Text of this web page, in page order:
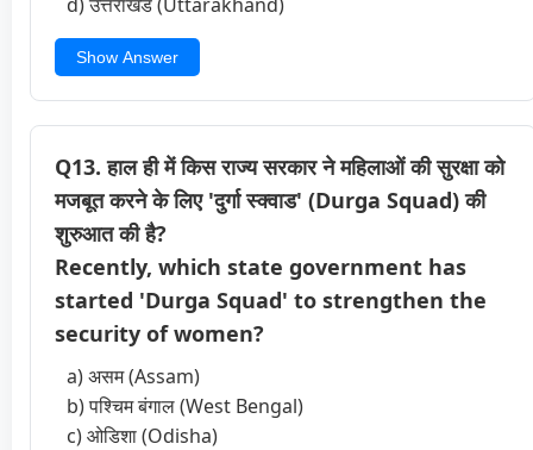
Show Answer
Q13. हाल ही में किस राज्य सरकार ने महिलाओं की सुरक्षा को
मजबूत करने के लिए 'दुर्गा स्क्वाड' (Durga Squad) की
शुरुआत की है?
Recently, which state government has
started 'Durga Squad' to strengthen the
security of women?
a) असम (Assam)
b) पश्चिम बंगाल (West Bengal)
c) ओडिशा (Odisha)